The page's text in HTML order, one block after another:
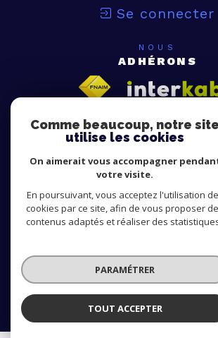
Se connecter
NOUS
ADHÉRONS
© 2026 | TOUS DROITS RÉSERVÉS | TRADUCTION
Comme beaucoup, notre site
utilise les cookies
On aimerait vous accompagner
votre visite.
En poursuivant, vous acceptez l'utilisation
cookies par ce site, afin de vous proposer
contenus adaptés et réaliser des
PARAMÉTRER
TOUT ACCEPTER